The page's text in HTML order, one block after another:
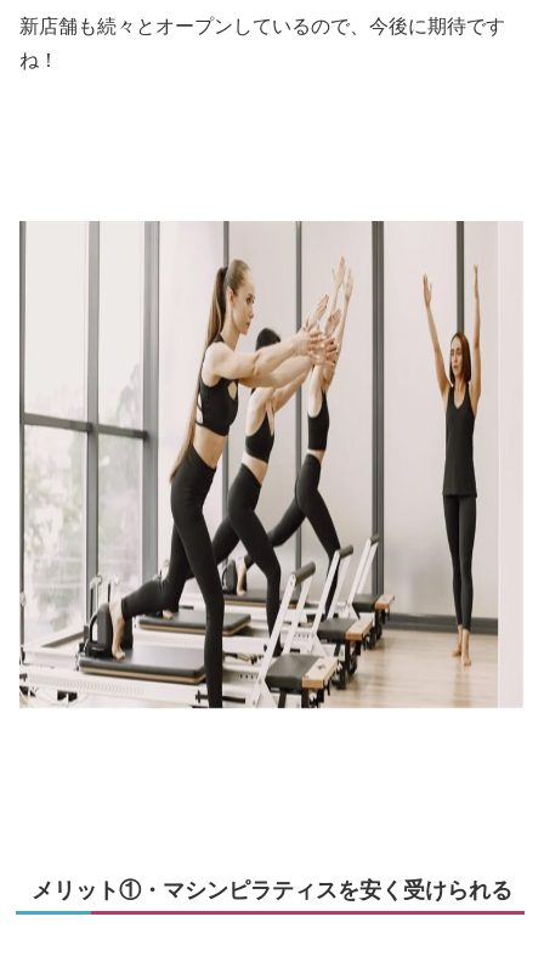
新店舗も続々とオープンしているので、今後に期待です
ね！
メリット①・マシンピラティスを安く受けられる